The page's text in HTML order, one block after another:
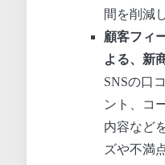
間を削減
顧客フィ
よる、新
SNSの口
ント、コ
内容など
ズや不満